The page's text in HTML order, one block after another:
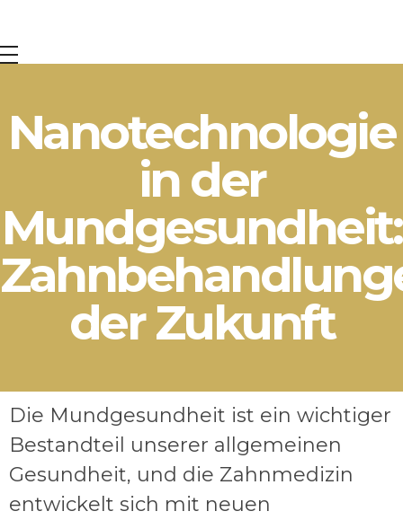
Avrupa UBK Dental Bayrampaşa
Nanotechnologie
in der
Mundgesundheit:
der Zukunft
Die Mundgesundheit ist ein wichtiger
Bestandteil unserer allgemeinen
Gesundheit, und die Zahnmedizin
entwickelt sich mit neuen